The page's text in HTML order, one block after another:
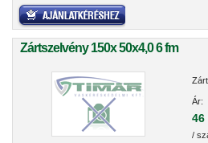
Zártszelvény 150x 50x4,0 6 fm
Ár:
46
/